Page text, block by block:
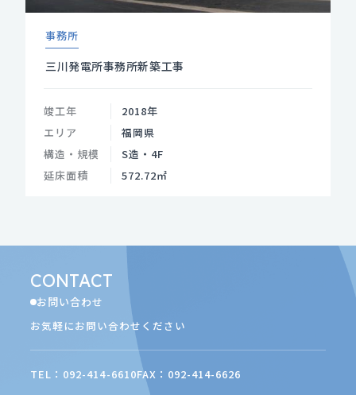
事務所
三川発電所事務所新築工事
竣工年
2018年
エリア
福岡県
構造・規模
S造・4F
延床面積
572.72㎡
CONTACT
お問い合わせ
お気軽にお問い合わせください
TEL：092-414-6610FAX：092-414-6626